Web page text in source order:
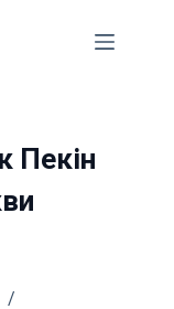
Пекін